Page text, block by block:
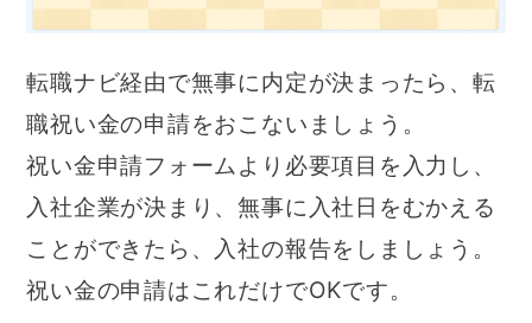
転職ナビ経由で無事に内定が決まったら、転
職祝い金の申請をおこないましょう。
祝い金申請フォームより必要項目を入力し、
入社企業が決まり、無事に入社日をむかえる
ことができたら、入社の報告をしましょう。
祝い金の申請はこれだけでOKです。